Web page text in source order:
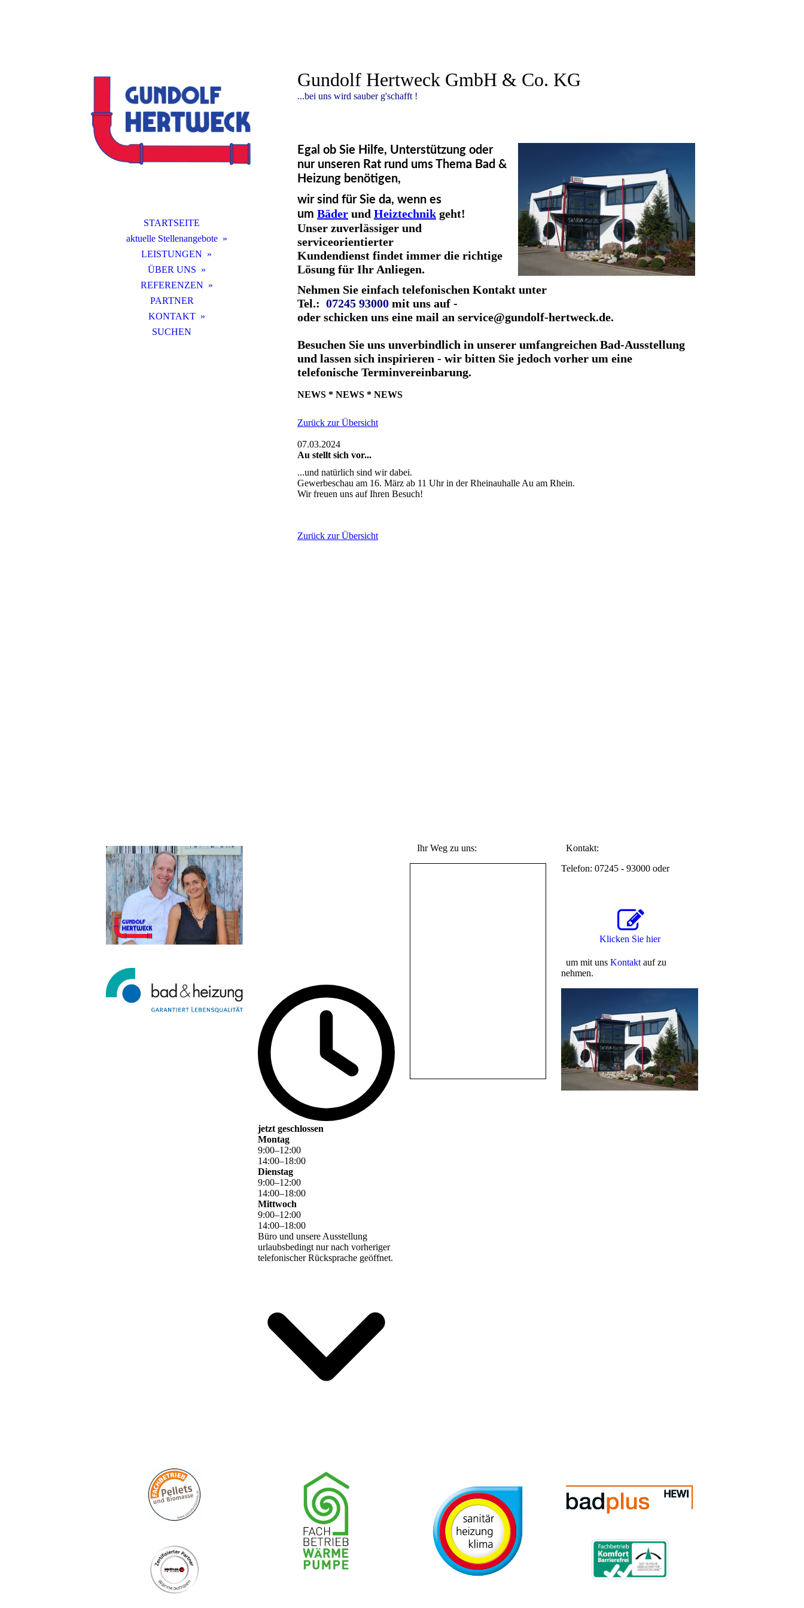
STARTSEITE
aktuelle Stellenangebote
LEISTUNGEN
ÜBER UNS
REFERENZEN
PARTNER
KONTAKT
SUCHEN
Gundolf Hertweck GmbH & Co. KG
...bei uns wird sauber g'schafft !
Egal ob Sie Hilfe, Unterstützung oder
nur unseren Rat rund ums Thema Bad &
Heizung benötigen,
wir sind für Sie da, wenn es
um Bäder und Heiztechnik geht!
Unser zuverlässiger und
serviceorientierter
Kundendienst findet immer die richtige
Lösung für Ihr Anliegen.
Nehmen Sie einfach telefonischen Kontakt unter
Tel.: 07245 93000 mit uns auf -
oder schicken uns eine mail an service@gundolf-hertweck.de.
Besuchen Sie uns unverbindlich in unserer umfangreichen Bad-Ausstellung
und lassen sich inspirieren - wir bitten Sie jedoch vorher um eine
telefonische Terminvereinbarung.
NEWS * NEWS * NEWS
Zurück zur Übersicht
07.03.2024
Au stellt sich vor...
...und natürlich sind wir dabei.
Gewerbeschau am 16. März ab 11 Uhr in der Rheinauhalle Au am Rhein.
Wir freuen uns auf Ihren Besuch!
Zurück zur Übersicht
jetzt geschlossen
Montag
9:00–12:00
14:00–18:00
Dienstag
9:00–12:00
14:00–18:00
Mittwoch
9:00–12:00
14:00–18:00
Büro und unsere Ausstellung
urlaubsbedingt nur nach vorheriger
telefonischer Rücksprache geöffnet.
Ihr Weg zu uns:
Kontakt:
Telefon: 07245 - 93000 oder
Klicken Sie hier
um mit unsKontakt auf zu
nehmen.